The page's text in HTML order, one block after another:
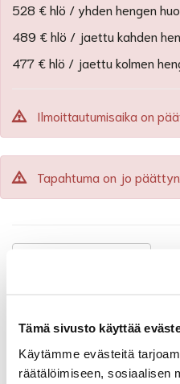
Tämä sivusto käyttää
Käytämme evästeitä
räätälöimiseen, sosiaalisen
528 € hlö / yhden hengen
489 € hlö / jaettu kahden
477 € hlö / jaettu kolmen
Ilmoittautumisaika on
Tapahtuma on jo